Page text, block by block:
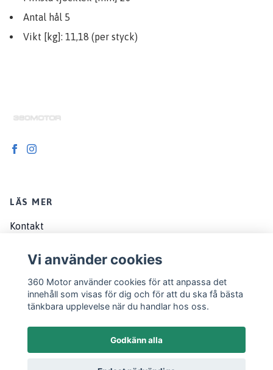
Antal hål 5
Vikt [kg]: 11,18 (per styck)
LÄS MER
Kontakt
Köpvillkor
EU customers
Vi använder cookies
360 Motor använder cookies för att anpassa det
innehåll som visas för dig och för att du ska få bästa
tänkbara upplevelse när du handlar hos oss.
Godkänn alla